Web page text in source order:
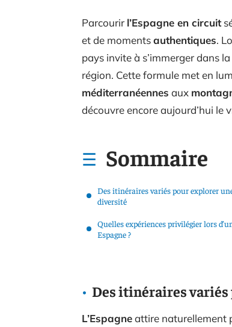
Parcourir l’Espagne en circuit
et de momentsauthentiques.
pays invite à s’immerger dans la
région. Cette formule met en
méditerranéennes aux
découvre encore aujourd’hui le
Sommaire
Des itinéraires variés pour explorer
diversité
Quelles expériences privilégier lors
Espagne ?
Des itinéraires
L’Espagneattire naturellement